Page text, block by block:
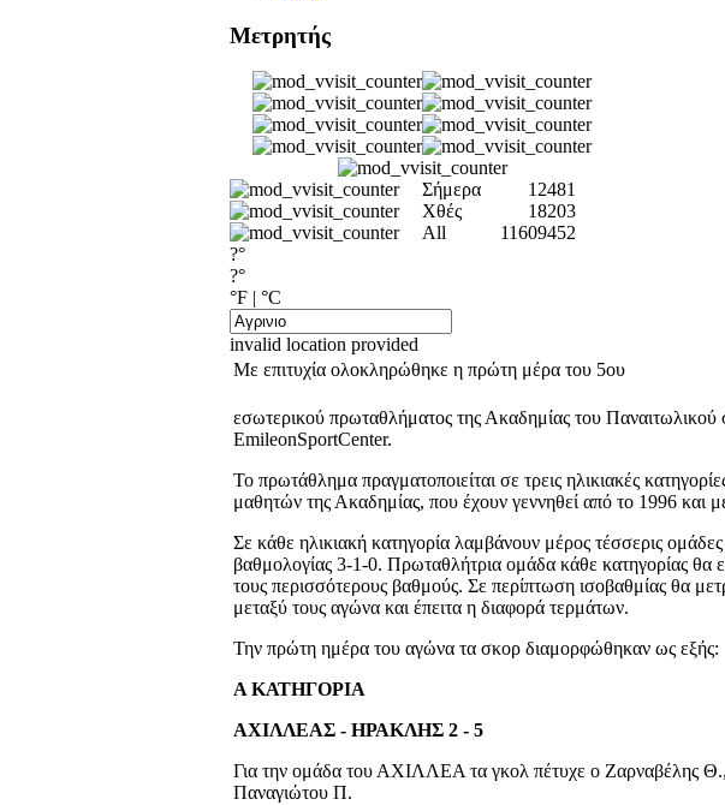
Μετρητής
Σήμερα
12481
Χθές
18203
All
11609452
?°
?°
°F | °C
invalid location provided
Με επιτυχία ολοκληρώθηκε η πρώτη μέρα του 5ου
εσωτερικού πρωταθλήματος της Ακαδημίας του
EmileonSportCenter.
Το πρωτάθλημα πραγματοποιείται σε τρεις ηλικιακές
μαθητών της Ακαδημίας, που έχουν γεννηθεί από το 1996 και
Σε κάθε ηλικιακή κατηγορία λαμβάνουν μέρος τέσσερις
βαθμολογίας 3-1-0. Πρωταθλήτρια ομάδα κάθε κατηγορίας θα
τους περισσότερους βαθμούς. Σε περίπτωση ισοβαθμίας θα
μεταξύ τους αγώνα και έπειτα η διαφορά τερμάτων.
Την πρώτη ημέρα του αγώνα τα σκορ διαμορφώθηκαν ως εξής:
Α ΚΑΤΗΓΟΡΙΑ
ΑΧΙΛΛΕΑΣ - ΗΡΑΚΛΗΣ 2 - 5
Για την ομάδα του ΑΧΙΛΛΕΑ τα γκολ πέτυχε ο Ζαρναβέλης
Παναγιώτου Π.